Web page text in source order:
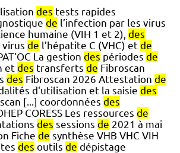
des tests rapides
de l’infection par les virus
humaine (VIH 1 et 2), des
de l’hépatite C (VHC) et de
La gestion des périodes de
et des transferts de Fibroscan
des Fibroscan 2026 Attestation de
d'utilisation et la saisie des
[...] coordonnées des
CORESS Les ressources de
des sessions de 2021 à mai
Fiche de synthèse VHB VHC VIH
des outils de dépistage